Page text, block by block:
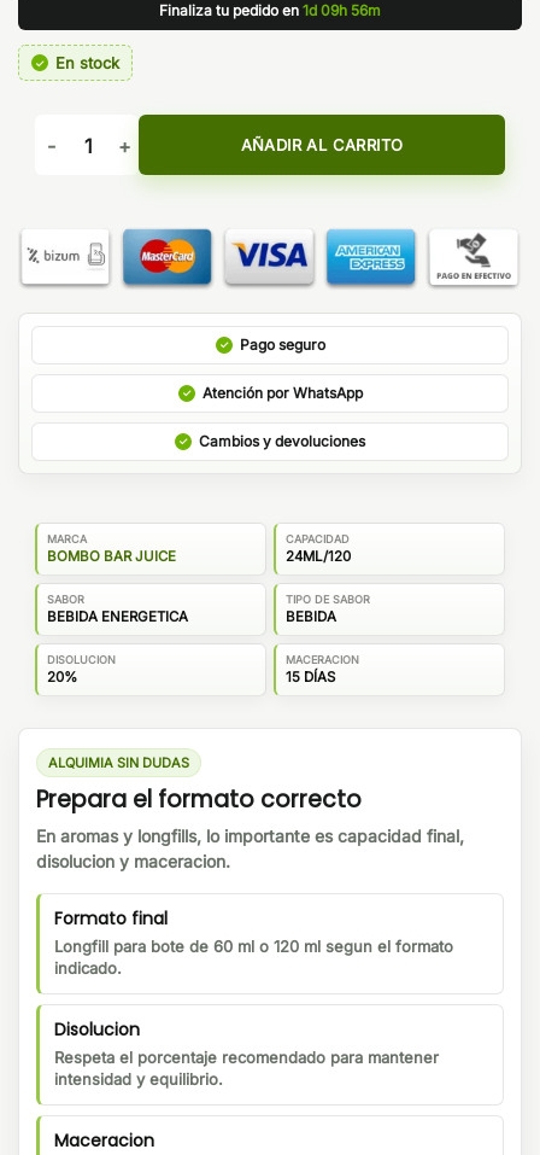
Finaliza tu pedido en 1d 09h 56m
En stock
Aroma Energy Drink Ice 24ml Longfill - Bar Juice by Bombo
AÑADIR AL CARRITO
Pago seguro
Atención por WhatsApp
Cambios y devoluciones
MARCA
BOMBO BAR JUICE
CAPACIDAD
24ML/120
SABOR
BEBIDA ENERGETICA
TIPO DE SABOR
BEBIDA
DISOLUCION
20%
MACERACION
15 DÍAS
ALQUIMIA SIN DUDAS
Prepara el formato correcto
En aromas y longfills, lo importante es capacidad final,
disolucion y maceracion.
Formato final
Longfill para bote de 60 ml o 120 ml segun el formato
indicado.
Disolucion
Respeta el porcentaje recomendado para mantener
intensidad y equilibrio.
Maceracion